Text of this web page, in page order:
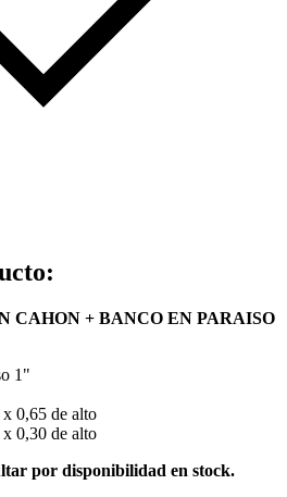
:
CAHON + BANCO EN PARAISO
1"
0,65 de alto
0,30 de alto
por disponibilidad en stock.